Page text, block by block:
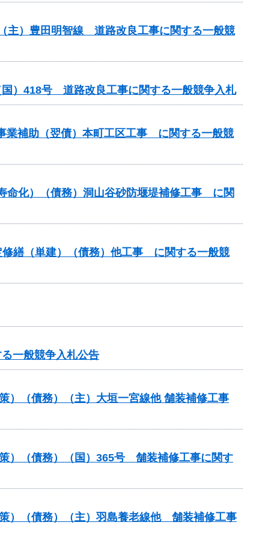
主）豊田明智線 道路改良工事に関する一般競
）418号 道路改良工事に関する一般競争入札
補助（翌債）本町工区工事 に関する一般競
化）（債務）洞山谷砂防堰堤補修工事 に関
繕（単建）（債務）他工事 に関する一般競
一般競争入札公告
）（債務）（主）大垣一宮線他 舗装補修工事
）（債務）（国）365号 舗装補修工事に関す
）（債務）（主）羽島養老線他 舗装補修工事